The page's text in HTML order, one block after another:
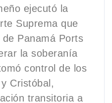
ejecutó la
Suprema que
Panamá Ports
la soberanía
control de los
Cristóbal,
transitoria a